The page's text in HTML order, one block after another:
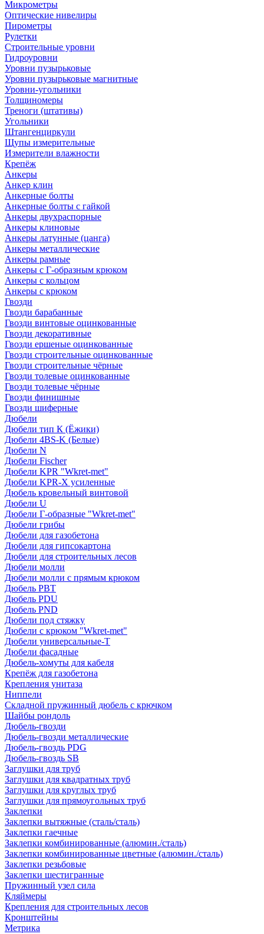
Микрометры
Оптические нивелиры
Пирометры
Рулетки
Строительные уровни
Гидроуровни
Уровни пузырьковые
Уровни пузырьковые магнитные
Уровни-угольники
Толщиномеры
Треноги (штативы)
Угольники
Штангенциркули
Щупы измерительные
Измерители влажности
Крепёж
Анкеры
Анкер клин
Анкерные болты
Анкерные болты с гайкой
Анкеры двухраспорные
Анкеры клиновые
Анкеры латунные (цанга)
Анкеры металлические
Анкеры рамные
Анкеры с Г-образным крюком
Анкеры с кольцом
Анкеры с крюком
Гвозди
Гвозди барабанные
Гвозди винтовые оцинкованные
Гвозди декоративные
Гвозди ершеные оцинкованные
Гвозди строительные оцинкованные
Гвозди строительные чёрные
Гвозди толевые оцинкованные
Гвозди толевые чёрные
Гвозди финишные
Гвозди шиферные
Дюбели
Дюбели тип К (Ёжики)
Дюбели 4BS-K (Белые)
Дюбели N
Дюбели Fischer
Дюбели KPR "Wkret-met"
Дюбели KPR-Х усиленные
Дюбель кровельный винтовой
Дюбели U
Дюбели Г-образные "Wkret-met"
Дюбели грибы
Дюбели для газобетона
Дюбели для гипсокартона
Дюбели для строительных лесов
Дюбели молли
Дюбели молли с прямым крюком
Дюбель PBT
Дюбель PDU
Дюбель PND
Дюбели под стяжку
Дюбели с крюком "Wkret-met"
Дюбели универсальные-Т
Дюбели фасадные
Дюбель-хомуты для кабеля
Крепёж для газобетона
Крепления унитаза
Ниппели
Складной пружинный дюбель с крючком
Шайбы рондоль
Дюбель-гвозди
Дюбель-гвозди металлические
Дюбель-гвоздь PDG
Дюбель-гвоздь SB
Заглушки для труб
Заглушки для квадратных труб
Заглушки для круглых труб
Заглушки для прямоугольных труб
Заклепки
Заклепки вытяжные (сталь/сталь)
Заклепки гаечные
Заклепки комбинированные (алюмин./сталь)
Заклепки комбинированные цветные (алюмин./сталь)
Заклепки резьбовые
Заклепки шестигранные
Пружинный узел сила
Кляймеры
Крепления для строительных лесов
Кронштейны
Метрика